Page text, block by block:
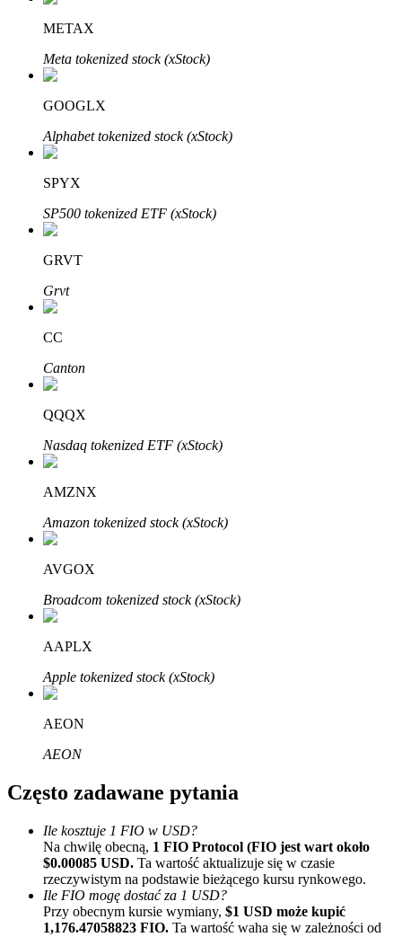
Automatyczna inwestycja
Zdobądź długoterminowy zysk i elastyczne zainteresowania
Naucz się stakingu
Dowiedz się, jak uzyskać dochód pasywny
METAX
Meta tokenized stock (xStock)
GOOGLX
Alphabet tokenized stock (xStock)
SPYX
SP500 tokenized ETF (xStock)
GRVT
Grvt
CC
Canton
QQQX
Nasdaq tokenized ETF (xStock)
AMZNX
Amazon tokenized stock (xStock)
AVGOX
Broadcom tokenized stock (xStock)
AAPLX
Apple tokenized stock (xStock)
AEON
AEON
Często zadawane pytania
Ile kosztuje 1 FIO w USD?
Na chwilę obecną, 1 FIO Protocol (FIO jest wart około
$0.00085 USD. Ta wartość aktualizuje się w czasie
rzeczywistym na podstawie bieżącego kursu rynkowego.
Ile FIO mogę dostać za 1 USD?
Przy obecnym kursie wymiany, $1 USD może kupić
1,176.47058823 FIO. Ta wartość waha się w zależności od